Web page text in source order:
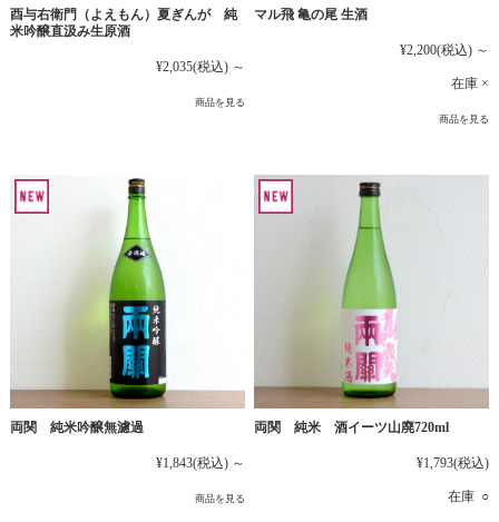
酉与右衛門（よえもん）夏ぎんが 純
米吟醸直汲み生原酒
¥2,035(税込) ～
商品を見る
マル飛 亀の尾 生酒
¥2,200(税込) ～
在庫 ×
商品を見る
両関 純米吟醸無濾過
¥1,843(税込) ～
商品を見る
両関 純米 酒イーツ山廃720ml
¥1,793(税込)
在庫 ○